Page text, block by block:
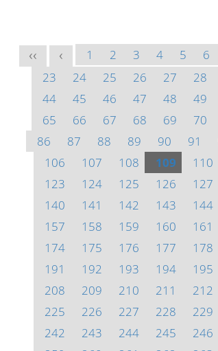
<< < 1 2 3 4 5 6
23
24 25 26 27 28
44
45 46 47 48 49
65
66 67 68 69 70
86
87 88 89 90 91
106
107 108 109 110
123
124 125 126 127
140
141 142 143 144
157
158 159 160 161
174
175 176 177 178
191
192 193 194 195
208
209 210 211 212
225
226 227 228 229
242
243 244 245 246